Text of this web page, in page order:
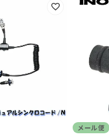
メール便